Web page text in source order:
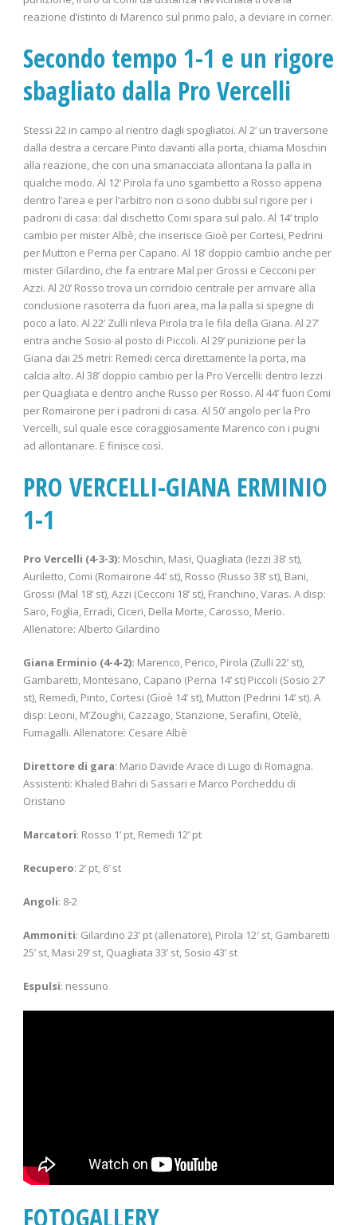
reazione d’istinto di Marenco sul primo palo, a deviare in corner.
Secondo tempo 1-1 e un rigore
sbagliato dalla Pro Vercelli
Stessi 22 in campo al rientro dagli spogliatoi. Al 2’ un traversone
dalla destra a cercare Pinto davanti alla porta, chiama Moschin
alla reazione, che con una smanacciata allontana la palla in
qualche modo. Al 12’ Pirola fa uno sgambetto a Rosso appena
dentro l’area e per l’arbitro non ci sono dubbi sul rigore per i
padroni di casa: dal dischetto Comi spara sul palo. Al 14’ triplo
cambio per mister Albè, che inserisce Gioè per Cortesi, Pedrini
per Mutton e Perna per Capano. Al 18’ doppio cambio anche per
mister Gilardino, che fa entrare Mal per Grossi e Cecconi per
Azzi. Al 20’ Rosso trova un corridoio centrale per arrivare alla
conclusione rasoterra da fuori area, ma la palla si spegne di
poco a lato. Al 22’ Zulli rileva Pirola tra le fila della Giana. Al 27’
entra anche Sosio al posto di Piccoli. Al 29’ punizione per la
Giana dai 25 metri: Remedi cerca direttamente la porta, ma
calcia alto. Al 38’ doppio cambio per la Pro Vercelli: dentro Iezzi
per Quagliata e dentro anche Russo per Rosso. Al 44’ fuori Comi
per Romairone per i padroni di casa. Al 50’ angolo per la Pro
Vercelli, sul quale esce coraggiosamente Marenco con i pugni
ad allontanare. E finisce così.
PRO VERCELLI-GIANA ERMINIO
1-1
Pro Vercelli (4-3-3): Moschin, Masi, Quagliata (Iezzi 38’ st),
Auriletto, Comi (Romairone 44’ st), Rosso (Russo 38’ st), Bani,
Grossi (Mal 18’ st), Azzi (Cecconi 18’ st), Franchino, Varas. A disp:
Saro, Foglia, Erradi, Ciceri, Della Morte, Carosso, Merio.
Allenatore: Alberto Gilardino
Giana Erminio (4-4-2): Marenco, Perico, Pirola (Zulli 22’ st),
Gambaretti, Montesano, Capano (Perna 14’ st) Piccoli (Sosio 27’
st), Remedi, Pinto, Cortesi (Gioè 14’ st), Mutton (Pedrini 14’ st). A
disp: Leoni, M’Zoughi, Cazzago, Stanzione, Serafini, Otelè,
Fumagalli. Allenatore: Cesare Albè
Direttore di gara: Mario Davide Arace di Lugo di Romagna.
Assistenti: Khaled Bahri di Sassari e Marco Porcheddu di
Oristano
Marcatori: Rosso 1’ pt, Remedi 12’ pt
Recupero: 2’ pt, 6’ st
Angoli: 8-2
Ammoniti: Gilardino 23’ pt (allenatore), Pirola 12′ st, Gambaretti
25’ st, Masi 29’ st, Quagliata 33’ st, Sosio 43’ st
Espulsi: nessuno
FOTOGALLERY